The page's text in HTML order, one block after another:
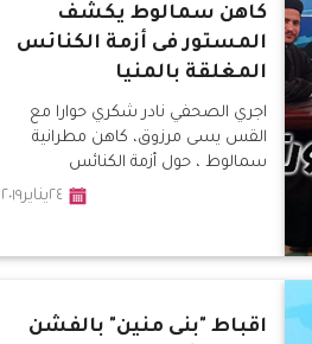
كاهن سمالوط يكشف
المستور فى أزمة الكنائس
المغلقة بالمنيا
اجري الصحفي نادر شكري حوارا مع
القس يسى مرزوق، كاهن مطرانية
سمالوط ، حول أزمة الكنائس
٢٤يناير٢٠١٩
اقباط "بنى منين" بالفشن